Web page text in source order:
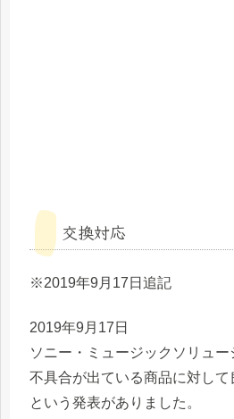
交換対応
※2019年9月17日追記
2019年9月17日
ソニー・ミュージックソリュー
不具合が出ている商品に対して
という発表がありました。